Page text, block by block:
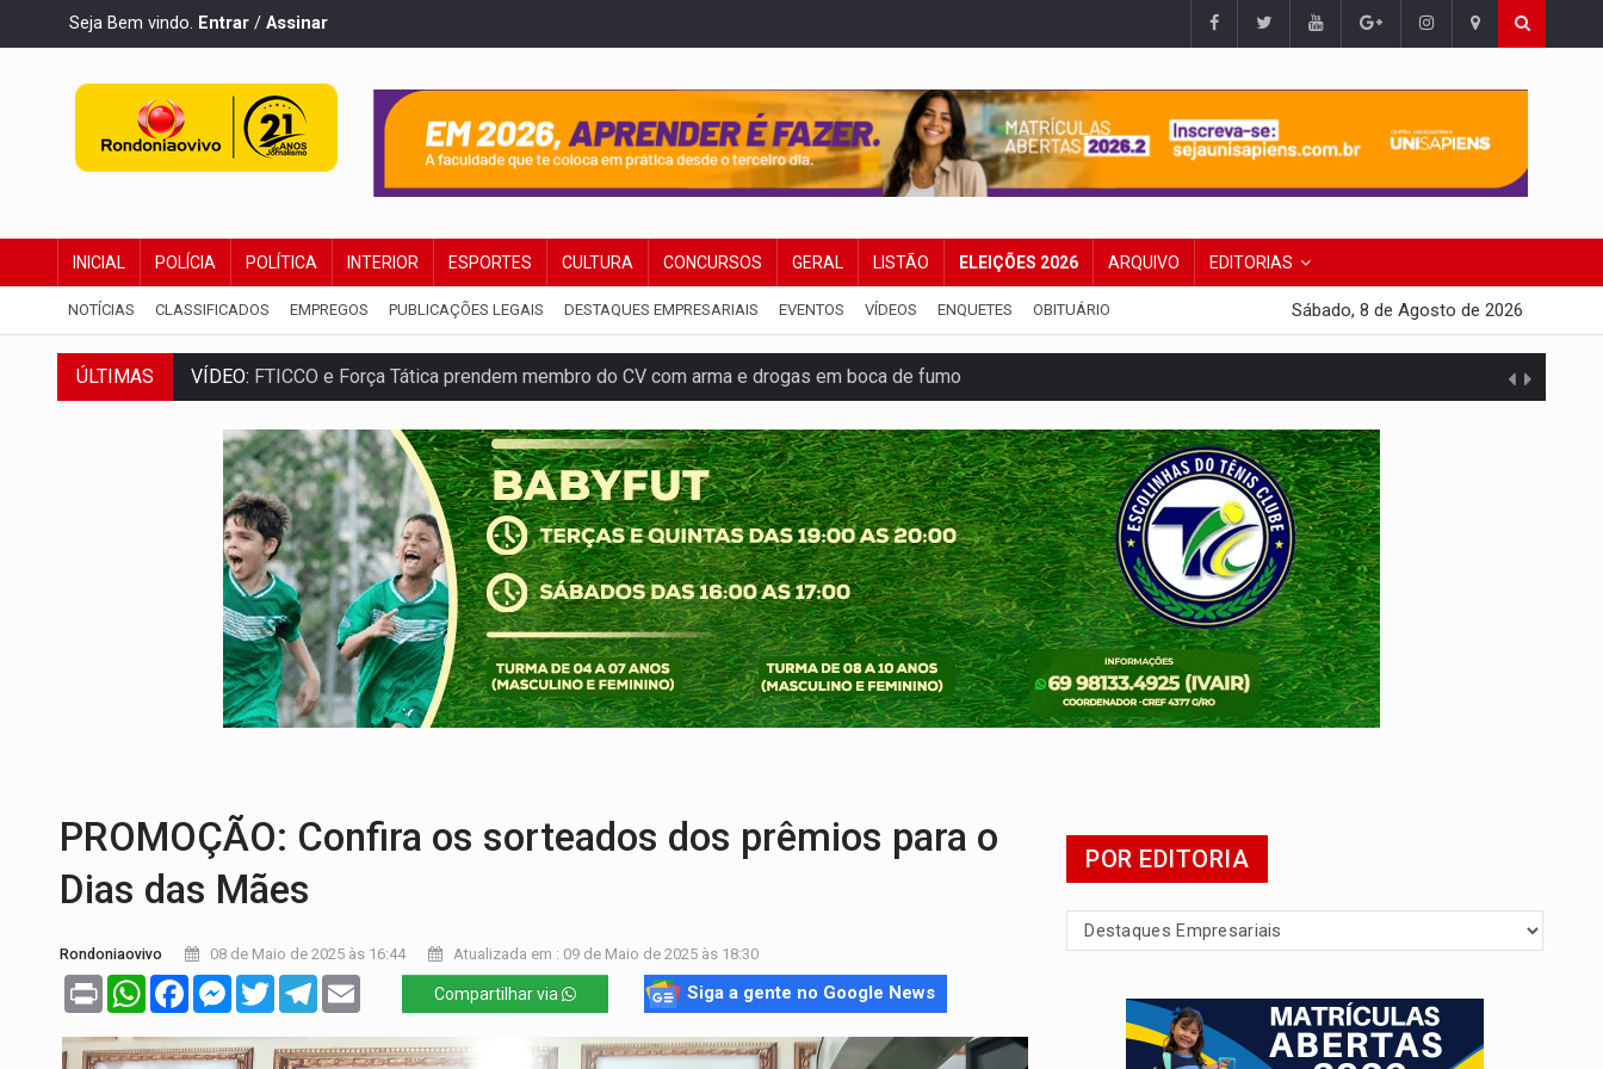
Seja Bem vindo. Entrar / Assinar
INICIAL POLÍCIA POLÍTICA INTERIOR ESPORTES CULTURA CONCURSOS GERAL LISTÃO ELEIÇÕES 2026 ARQUIVO EDITORIAS
NOTÍCIAS CLASSIFICADOS EMPREGOS PUBLICAÇÕES LEGAIS DESTAQUES EMPRESARIAIS EVENTOS VÍDEOS ENQUETES OBITUÁRIO Sábado, 8 de Agosto de 2026
ÚLTIMAS VÍDEO: FTICCO e Força Tática prendem membro do CV com arma e drogas em boca de fumo
INCLUSÃO:Prefeitura fortalece parceria com a APAE para ampliar ações voltadas a PCD's
DEFESA:Exército testa inovações no combate a drones durante exercício antiaéreo
TEMAS SOCIOAMBIENTAIS:Em Itapuã do Oeste, CINEMAZÔNIA leva cinema amazônico a estudantes na escola
PREVISÃO:Interior de Rondônia terá sábado (8) de calor intenso e tempo firme
INFRAESTRUTURA:Após quase 30 anos de espera, asfalto chega ao bairro Nova Esperança
A ILHA:Coreografia de Rondônia estreia na programação do Festival de Dança de Joinville
ELEIÇÕES 2026: Sgt. Mouza esclarece 'erro de digitação' em declaração de patrimônio de R$ 29 mi
PROMOÇÃO: Confira os sorteados dos prêmios para o
Dias das Mães
Rondoniaovivo 08 de Maio de 2025 às 16:44 Atualizada em : 09 de Maio de 2025 às 18:30
Print WhatsAppFacebookMessenger
TwitterTelegram Compartilhar via Siga a gente no Google News
POR EDITORIA